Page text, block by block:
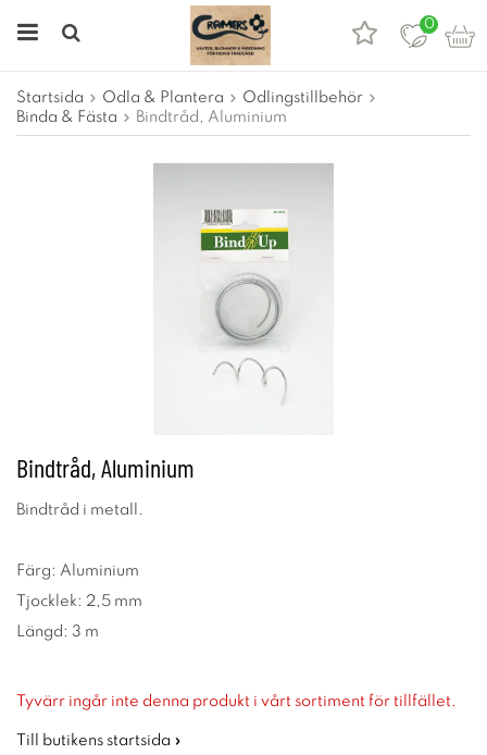
0
Startsida Odla & Plantera
Odlingstillbehör
Binda & Fästa
Bindtråd, Aluminium
Bindtråd, Aluminium
Bindtråd i metall.
Färg: Aluminium
Tjocklek: 2,5 mm
Längd: 3 m
Tyvärr ingår inte denna produkt i vårt sortiment för tillfället.
Till butikens startsida »